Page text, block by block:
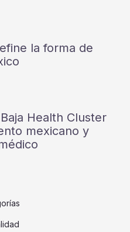
la forma de
Health Cluster
mexicano y